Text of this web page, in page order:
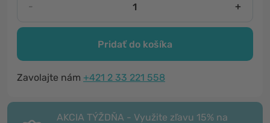
- +
Pridať do košíka
Zavolajte nám +421 2 33 221 558
AKCIA TÝŽDŇA - Využite zľavu 15% na